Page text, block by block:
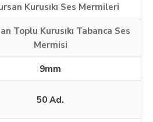
Kurusıkı Ses Mermileri
Toplu Kurusıkı Tabanca Ses
Mermisi
9mm
50 Ad.